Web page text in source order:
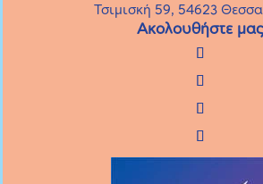
Τσιμισκή 59, 54623
Ακολουθήστε μας